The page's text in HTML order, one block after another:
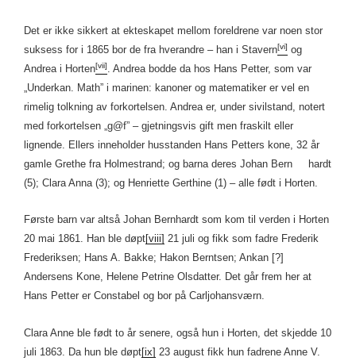
Det er ikke sikkert at ekteskapet mellom foreldrene var noen stor
suksess for i 1865 bor de fra hverandre – han i Stavern[vi] og
Andrea i Horten[vii]
. Andrea bodde da hos Hans Petter, som var
„Underkan. Math” i marinen: kanoner og matematiker er vel en
rimelig tolkning av forkortelsen. Andrea er, under sivilstand, notert
med forkortelsen „g@f” – gjetningsvis gift men fraskilt eller
lignende. Ellers inneholder husstanden Hans Petters kone, 32 år
gamle Grethe fra Holmestrand; og barna deres Johan Bern hardt
(5); Clara Anna (3); og Henriette Gerthine (1) – alle født i Horten.
Første barn var altså Johan Bernhardt som kom til verden i Horten
20 mai 1861. Han ble døpt[viii] 21 juli og fikk som fadre Frederik
Frederiksen; Hans A. Bakke; Hakon Berntsen; Ankan [?]
Andersens Kone, Helene Petrine Olsdatter. Det går frem her at
Hans Petter er Constabel og bor på Carljohansværn.
Clara Anne ble født to år senere, også hun i Horten, det skjedde 10
juli 1863. Da hun ble døpt[ix] 23 august fikk hun fadrene Anne V.